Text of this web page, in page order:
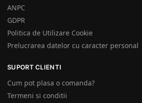
ANPC
GDPR
Politica de Utilizare Cookie
Prelucrarea datelor cu caracter personal
SUPORT CLIENTI
Cum pot plasa o comanda?
Termeni si conditii